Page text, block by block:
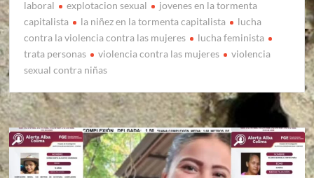
laboral
explotacion sexual
jovenes en la tormenta
capitalista
la niñez en la tormenta capitalista
lucha
contra la violencia contra las mujeres
lucha feminista
trata personas
violencia contra las mujeres
violencia
sexual contra niñas